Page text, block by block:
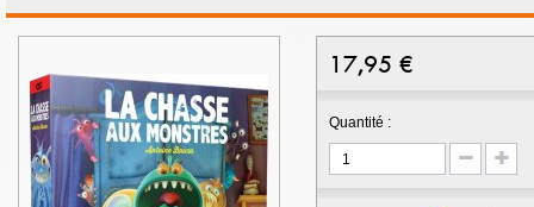
17,95 €
Quantité :